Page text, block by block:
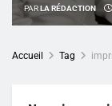
PARLA RÉDACTION
Accueil Tag